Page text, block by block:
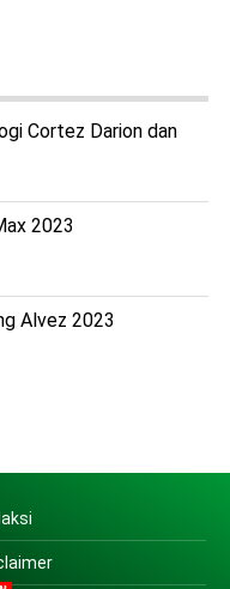
Cortez Darion dan
2023
Alvez 2023